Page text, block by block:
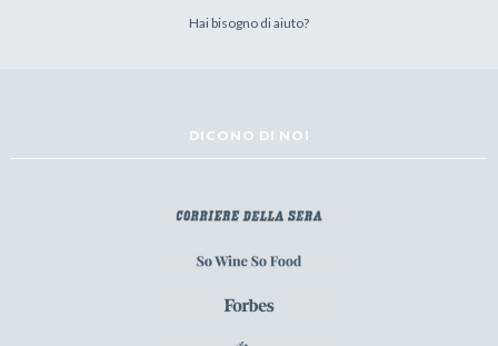
Hai bisogno di aiuto?
DICONO DI NOI